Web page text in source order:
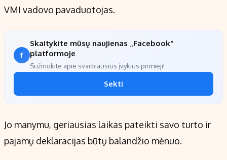
VMI vadovo pavaduotojas.
Skaitykite mūsų naujienas „Facebook“
platformoje
Sužinokite apie svarbiausius įvykius pirmieji!
Sekti
Jo manymu, geriausias laikas pateikti savo turto ir
pajamų deklaracijas būtų balandžio mėnuo.